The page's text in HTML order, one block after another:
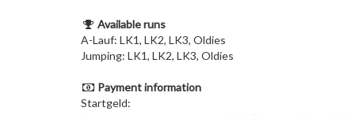
Available runs
A-Lauf: LK1, LK2, LK3, Oldies
Jumping: LK1, LK2, LK3, Oldies
Payment information
Startgeld: